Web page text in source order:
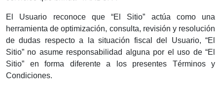
El Usuario reconoce que “El Sitio” actúa como una
herramienta de optimización, consulta, revisión y resolución
de dudas respecto a la situación fiscal del Usuario, “El
Sitio” no asume responsabilidad alguna por el uso de“El
Sitio” en forma diferente a los presentes Términos y
Condiciones.